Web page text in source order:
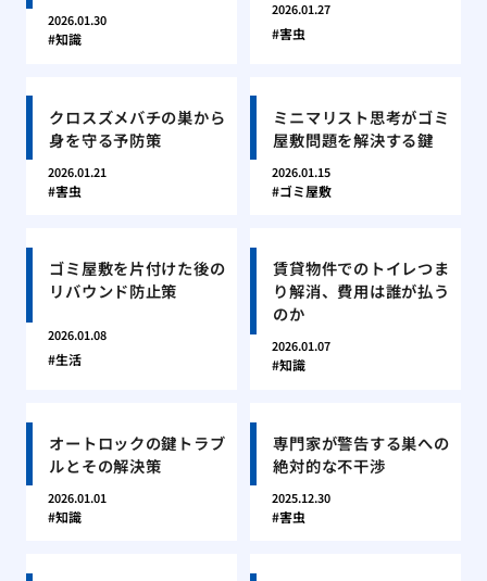
2026.01.30
知識
2026.01.27
害虫
クロスズメバチの巣から
身を守る予防策
2026.01.21
害虫
ミニマリスト思考がゴミ
屋敷問題を解決する鍵
2026.01.15
ゴミ屋敷
ゴミ屋敷を片付けた後の
リバウンド防止策
2026.01.08
生活
賃貸物件でのトイレつま
り解消、費用は誰が払う
のか
2026.01.07
知識
オートロックの鍵トラブ
ルとその解決策
2026.01.01
知識
専門家が警告する巣への
絶対的な不干渉
2025.12.30
害虫